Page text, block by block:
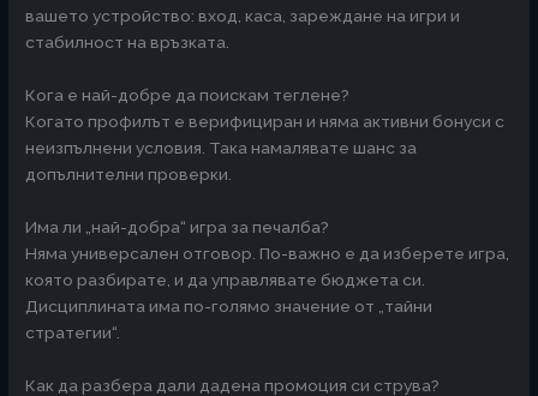
вашето устройство: вход, каса, зареждане на игри и
стабилност на връзката.
Кога е най-добре да поискам теглене?
Когато профилът е верифициран и няма активни бонуси с
неизпълнени условия. Така намалявате шанс за
допълнителни проверки.
Има ли „най-добра“ игра за печалба?
Няма универсален отговор. По-важно е да изберете игра,
която разбирате, и да управлявате бюджета си.
Дисциплината има по-голямо значение от „тайни
стратегии“.
Как да разбера дали дадена промоция си струва?